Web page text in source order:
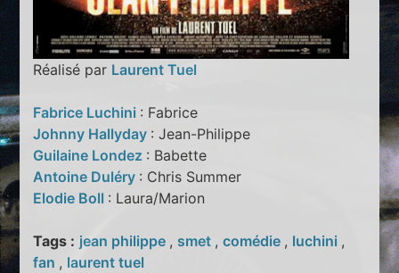
Réalisé par Laurent Tuel
Fabrice Luchini : Fabrice
Johnny Hallyday : Jean-Philippe
Guilaine Londez : Babette
Antoine Duléry : Chris Summer
Elodie Boll : Laura/Marion
Tags : jean philippe , smet ,comédie , luchini ,
fan , laurent tuel